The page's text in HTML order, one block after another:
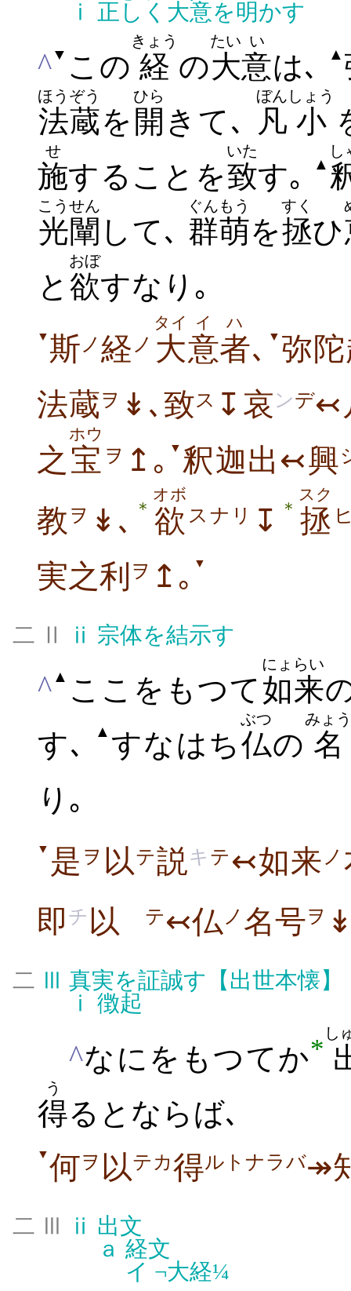
ⅰ
正しく大意を明かす
^▼ この 経
きょう
の大
たい
意
い
は､ ▲
法蔵
ほうぞう
を 開
ひら
きて､ 凡
ぼん
小
しょう
施
せ
することを致
いた
す｡ ▲
し
光闡
こうせん
して､ 群萌
ぐんもう
を拯
すく
ひ
と 欲
おぼ
すなり ｡
▼ 斯 ノ 経 ノ 大
タイ
意
イ
者
ハ
､ ▼ 弥
法蔵ヲ ↡､致ス ↧哀ンデ↢
之 宝
ホウ
ヲ ↥｡ ▼ 釈迦出↢興
教 ヲ ↡､ ＊ 欲
オボ
スナリ ↧ ＊ 拯
スク
実之利 ヲ ↥｡ ▼
二 Ⅱ ⅱ 宗体を結示す
^ ▲ ここをもつて如来
にょらい
す､ ▲ すなはち仏
ぶつ
の 名
みょう
り ｡
▼ 是 ヲ 以テ説キ テ ↢如来 ノ
即 チ 以 テ↢仏 ノ 名号ヲ
二 Ⅲ 真実を証誠す【出世本懐】
ⅰ
徴起
^なにをもつてか*
し
得
う
るとならば､
▼何ヲ 以テカ得ルトナラバ↠
二 Ⅲ ⅱ 出文
ａ 経文
イ ¬大経¼